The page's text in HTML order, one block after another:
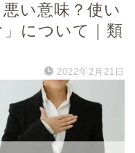
悪い意味？使い
について｜類
2022年2月21日